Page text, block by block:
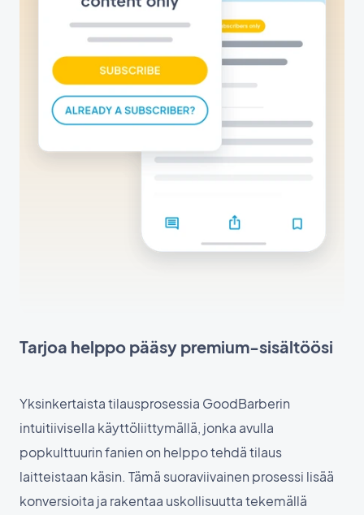
Tarjoa helppo pääsy premium-sisältöösi
Yksinkertaista tilausprosessia GoodBarberin
intuitiivisella käyttöliittymällä, jonka avulla
popkulttuurin fanien on helppo tehdä tilaus
laitteistaan käsin. Tämä suoraviivainen prosessi lisää
konversioita ja rakentaa uskollisuutta tekemällä